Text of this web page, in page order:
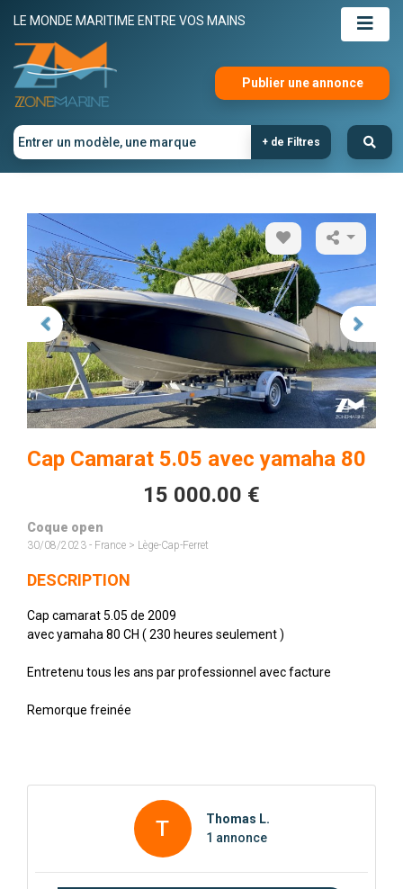
LE MONDE MARITIME ENTRE VOS MAINS
Publier une annonce
+ de Filtres
Cap Camarat 5.05 avec yamaha 80
15 000.00 €
Coque open
30/08/2023 - France > Lège-Cap-Ferret
DESCRIPTION
Cap camarat 5.05 de 2009
avec yamaha 80 CH ( 230 heures seulement )
Entretenu tous les ans par professionnel avec facture
Remorque freinée
T
Thomas L.
1 annonce